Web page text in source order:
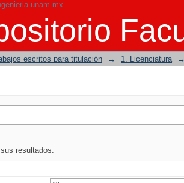
escritos para titulación → 1. Licenciatura
resultados.